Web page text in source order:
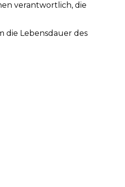
verantwortlich, die
die Lebensdauer des